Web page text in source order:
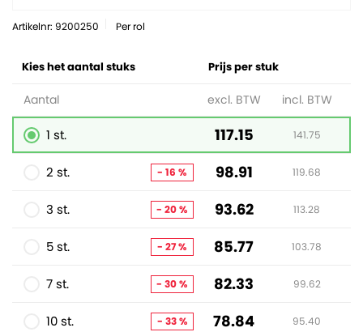
Artikelnr: 9200250 Per rol
Kies het aantal stuks Prijs per stuk
Aantal excl. BTW incl. BTW
1 st. 117.15 141.75
2 st. - 16 % 98.91 119.68
3 st. - 20 % 93.62 113.28
5 st. - 27 % 85.77 103.78
7 st. - 30 % 82.33 99.62
10 st. - 33 % 78.84 95.40